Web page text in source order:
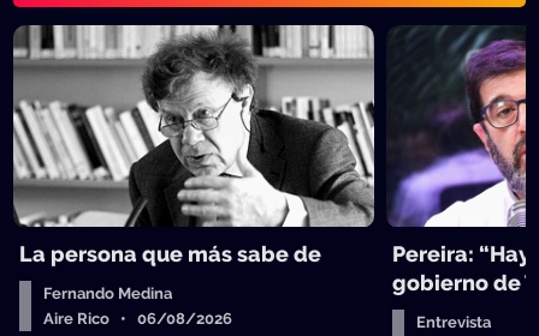
La persona que más sabe de
Fernando Medina
Aire Rico • 06/08/2026
Pereira:
gobierno de
Entrevista